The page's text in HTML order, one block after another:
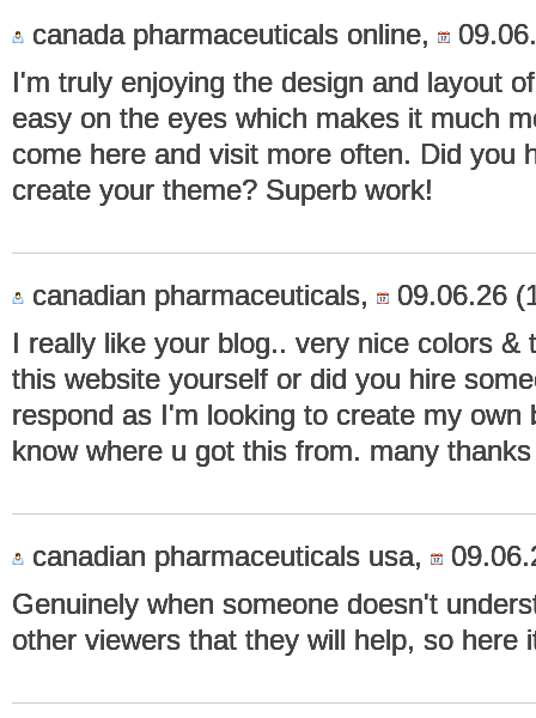
canada pharmaceuticals online,
I'm truly enjoying the design and layout
easy on the eyes which makes it much
come here and visit more often. Did you
create your theme? Superb work!
canadian pharmaceuticals,
09.06.26
I really like your blog.. very nice colors &
this website yourself or did you hire
respond as I'm looking to create my own
know where u got this from. many thanks
canadian pharmaceuticals usa,
Genuinely when someone doesn't
other viewers that they will help, so here